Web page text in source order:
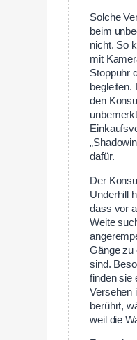
Solche
beim
nicht. So
mit
Stoppuhr
begleiten.
den
dafür.
Der
Underhill
dass vor
Weite
Gänge zu
sind.
finden sie
Versehen
berührt,
weil die